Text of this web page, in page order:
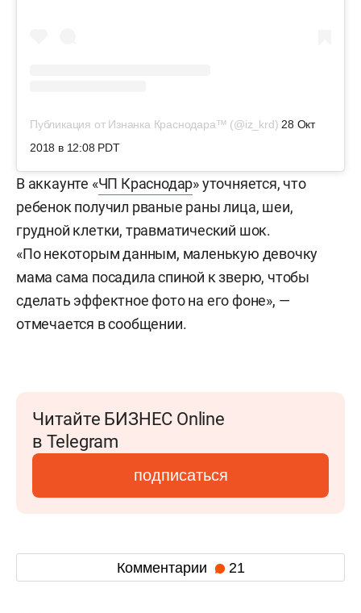
Публикация от Изнанка Краснодара™ (@iz_krd) 28 Окт
2018 в 12:08 PDT
В аккаунте «ЧП Краснодар» уточняется, что
ребенок получил рваные раны лица, шеи,
грудной клетки, травматический шок.
«По некоторым данным, маленькую девочку
мама сама посадила спиной к зверю, чтобы
сделать эффектное фото на его фоне», —
отмечается в сообщении.
Читайте БИЗНЕС Online
в Telegram
подписаться
Комментарии 21